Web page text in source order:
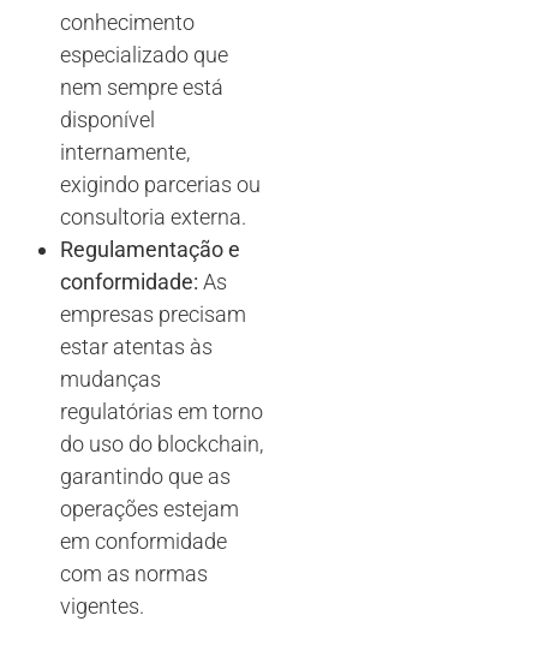
conhecimento
especializado que
nem sempre está
disponível
internamente,
exigindo parcerias ou
consultoria externa.
Regulamentação e
conformidade: As
empresas precisam
estar atentas às
mudanças
regulatórias em torno
do uso do blockchain,
garantindo que as
operações estejam
em conformidade
com as normas
vigentes.